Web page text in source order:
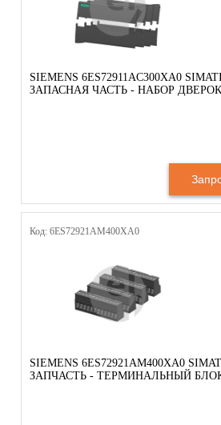
SIEMENS 6ES72911AC300XA0
ЗАПАСНАЯ ЧАСТЬ - НАБОР
Код: 6ES72921AM400XA0
SIEMENS 6ES72921AM400XA0
ЗАПЧАСТЬ - ТЕРМИНАЛЬНЫЙ